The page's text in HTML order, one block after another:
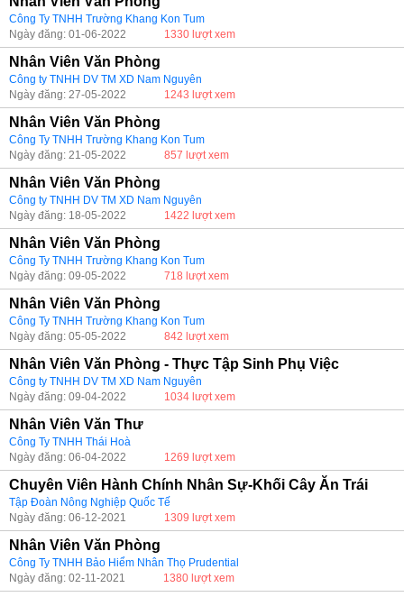
Công Ty TNHH Trường Khang Kon Tum
Ngày đăng: 01-06-2022
1330 lượt xem
Nhân Viên Văn Phòng
Công ty TNHH DV TM XD Nam Nguyên
Ngày đăng: 27-05-2022
1243 lượt xem
Nhân Viên Văn Phòng
Công Ty TNHH Trường Khang Kon Tum
Ngày đăng: 21-05-2022
857 lượt xem
Nhân Viên Văn Phòng
Công ty TNHH DV TM XD Nam Nguyên
Ngày đăng: 18-05-2022
1422 lượt xem
Nhân Viên Văn Phòng
Công Ty TNHH Trường Khang Kon Tum
Ngày đăng: 09-05-2022
718 lượt xem
Nhân Viên Văn Phòng
Công Ty TNHH Trường Khang Kon Tum
Ngày đăng: 05-05-2022
842 lượt xem
Nhân Viên Văn Phòng - Thực Tập Sinh Phụ Việc
Công ty TNHH DV TM XD Nam Nguyên
Ngày đăng: 09-04-2022
1034 lượt xem
Nhân Viên Văn Thư
Công Ty TNHH Thái Hoà
Ngày đăng: 06-04-2022
1269 lượt xem
Chuyên Viên Hành Chính Nhân Sự-Khối Cây Ăn Trái
Tập Đoàn Nông Nghiệp Quốc Tế
Ngày đăng: 06-12-2021
1309 lượt xem
Nhân Viên Văn Phòng
Công Ty TNHH Bảo Hiểm Nhân Thọ Prudential
Ngày đăng: 02-11-2021
1380 lượt xem